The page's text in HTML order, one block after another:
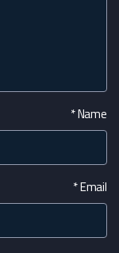
Name
*
Email
*